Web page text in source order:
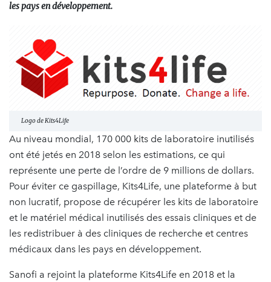
les pays en développement.
Logo de Kits4Life
Au niveau mondial, 170 000 kits de laboratoire inutilisés
ont été jetés en 2018 selon les estimations, ce qui
représente une perte de l’ordre de 9 millions de dollars.
Pour éviter ce gaspillage, Kits4Life, une plateforme à but
non lucratif, propose de récupérer les kits de laboratoire
et le matériel médical inutilisés des essais cliniques et de
les redistribuer à des cliniques de recherche et centres
médicaux dans les pays en développement.
Sanofi a rejoint la plateforme Kits4Life en 2018 et la